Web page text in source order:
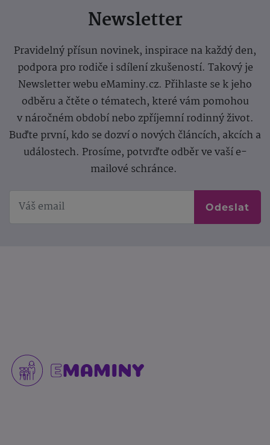
Newsletter
Pravidelný přísun novinek, inspirace na každý den,
podpora pro rodiče i sdílení zkušeností. Takový je
Newsletter webu eMaminy.cz. Přihlaste se k jeho
odběru a čtěte o tématech, které vám pomohou
v náročném období nebo zpříjemní rodinný život.
Buďte první, kdo se dozví o nových článcích, akcích a
událostech. Prosíme, potvrďte odběr ve vaší e-
mailové schránce.
Odeslat